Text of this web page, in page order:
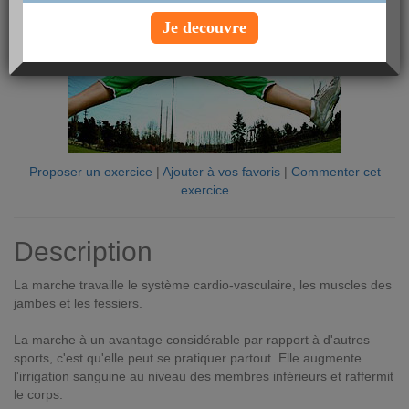
Proposer un exercice | Ajouter à vos favoris| Commenter cet
exercice
Description
La marche travaille le système cardio-vasculaire, les muscles des
jambes et les fessiers.
La marche à un avantage considérable par rapport à d'autres
sports, c'est qu'elle peut se pratiquer partout. Elle augmente
l'irrigation sanguine au niveau des membres inférieurs et raffermit
le corps.
Je decouvre